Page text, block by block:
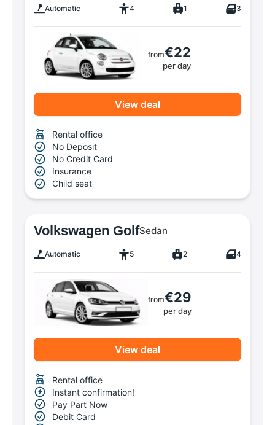
Automatic 4 1 3
from€22
per day
View deal
Rental office
No Deposit
No Credit Card
Insurance
Child seat
Volkswagen GolfSedan
Automatic 5 2 4
from€29
per day
View deal
Rental office
Instant confirmation!
Pay Part Now
Debit Card